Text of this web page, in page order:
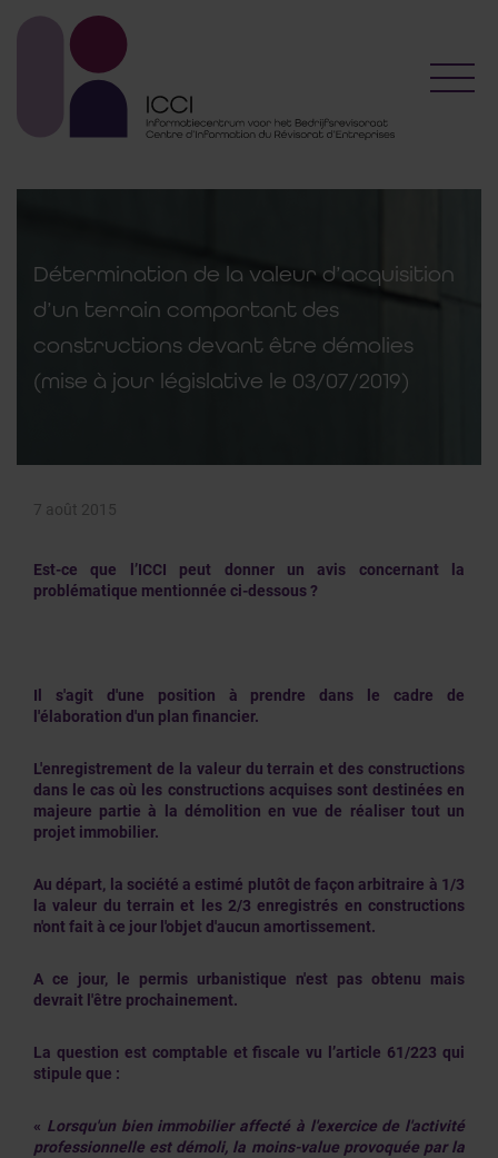
Détermination de la valeur d’acquisition
d’un terrain comportant des
constructions devant être démolies
(mise à jour législative le 03/07/2019)
7 août 2015
Est-ce que l’ICCI peut donner un avis concernant la
problématique mentionnée ci-dessous ?
Il s'agit d'une position à prendre dans le cadre de
l'élaboration d'un plan financier.
L'enregistrement de la valeur du terrain et des constructions
dans le cas où les constructions acquises sont destinées en
majeure partie à la démolition en vue de réaliser tout un
projet immobilier.
Au départ, la société a estimé plutôt de façon arbitraire à 1/3
la valeur du terrain et les 2/3 enregistrés en constructions
n'ont fait à ce jour l'objet d'aucun amortissement.
A ce jour, le permis urbanistique n'est pas obtenu mais
devrait l'être prochainement.
La question est comptable et fiscale vu l’article 61/223 qui
stipule que :
« Lorsqu'un bien immobilier affecté à l'exercice de l'activité
professionnelle est démoli, la moins-value provoquée par la